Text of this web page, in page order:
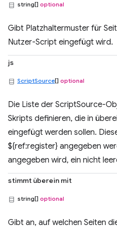
string[] optional
Gibt Platzhaltermuster für
Nutzer-Script eingefügt wird.
js
ScriptSource[] optional
Die Liste der ScriptSource-
Skripts definieren, die in
eingefügt werden sollen.
${ref:register} angegeben
angegeben wird, ein nicht
stimmt überein mit
string[] optional
Gibt an, auf welchen Seiten